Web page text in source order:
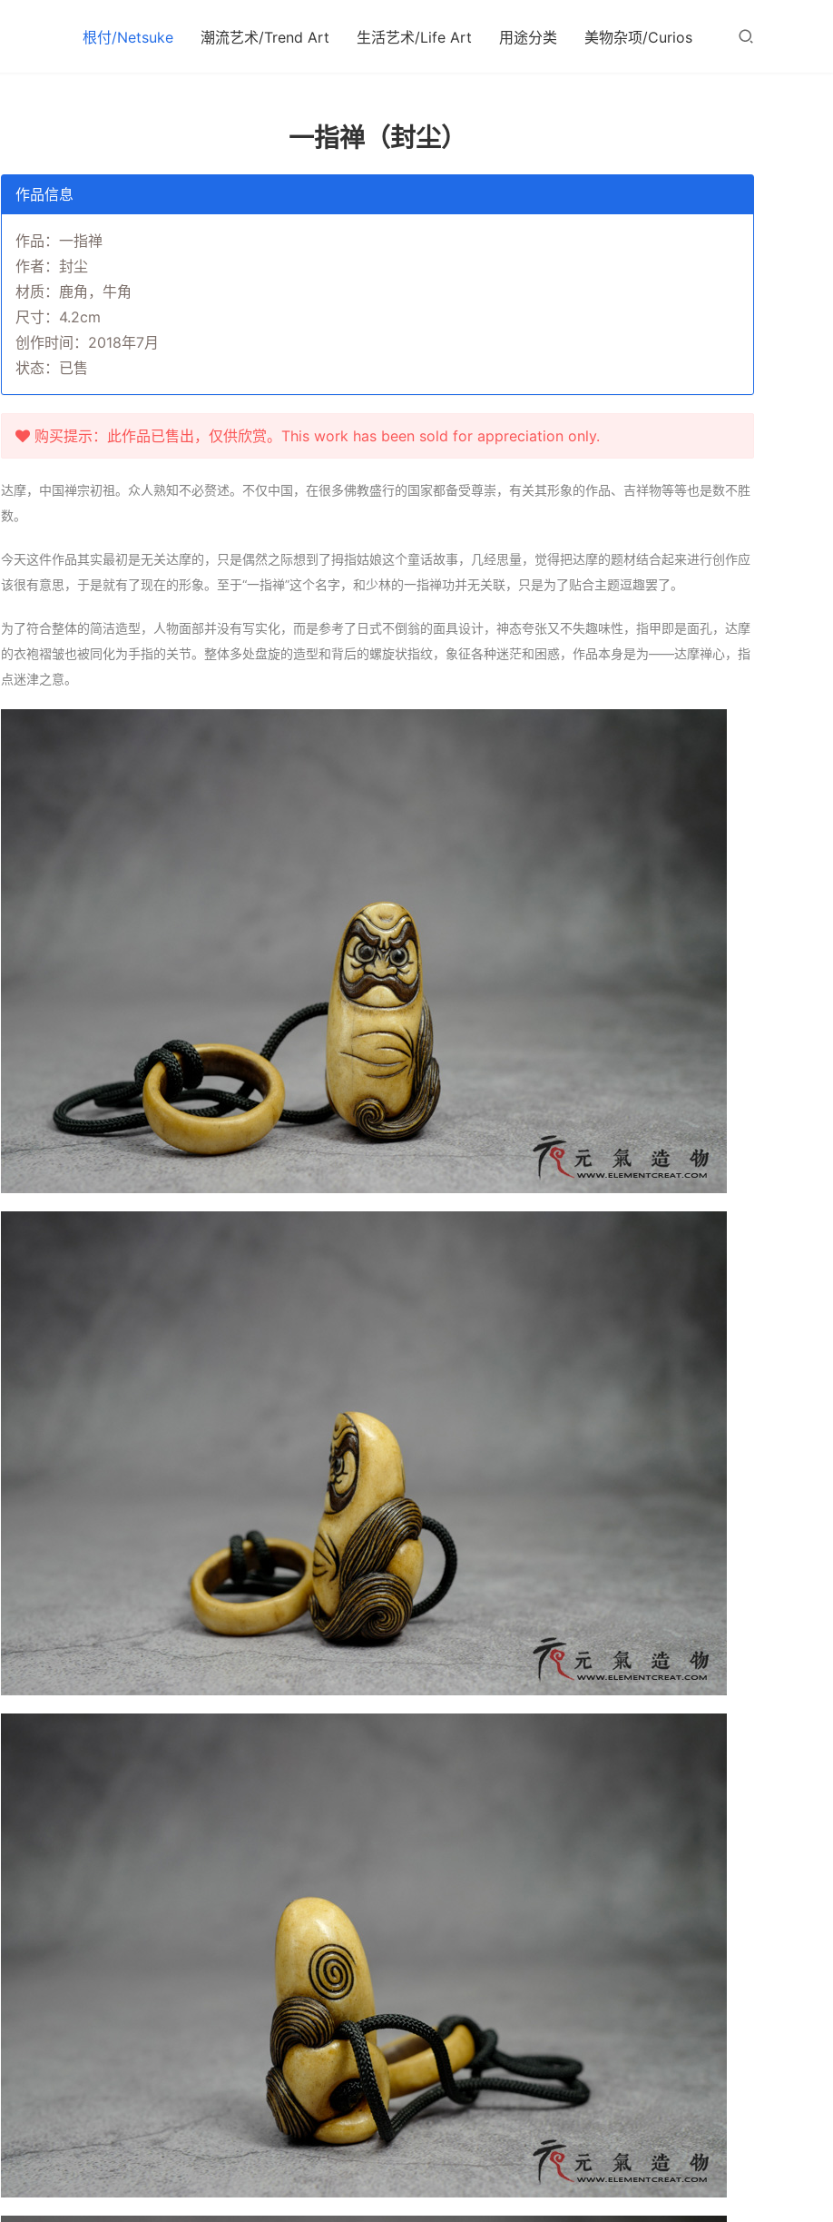
根付/Netsuke 潮流艺术/Trend Art 生活艺术/Life Art 用途分类 美物杂项/Curios
一指禅（封尘）
作品信息
作品：一指禅
作者：封尘
材质：鹿角，牛角
尺寸：4.2cm
创作时间：2018年7月
状态：已售
购买提示：此作品已售出，仅供欣赏。This work has been sold for appreciation only.
达摩，中国禅宗初祖。众人熟知不必赘述。不仅中国，在很多佛教盛行的国家都备受尊崇，有关其形象的作品、吉祥物等等也是数不胜
数。
今天这件作品其实最初是无关达摩的，只是偶然之际想到了拇指姑娘这个童话故事，几经思量，觉得把达摩的题材结合起来进行创作应
该很有意思，于是就有了现在的形象。至于“一指禅”这个名字，和少林的一指禅功并无关联，只是为了贴合主题逗趣罢了。
为了符合整体的简洁造型，人物面部并没有写实化，而是参考了日式不倒翁的面具设计，神态夸张又不失趣味性，指甲即是面孔，达摩
的衣袍褶皱也被同化为手指的关节。整体多处盘旋的造型和背后的螺旋状指纹，象征各种迷茫和困惑，作品本身是为——达摩禅心，指
点迷津之意。